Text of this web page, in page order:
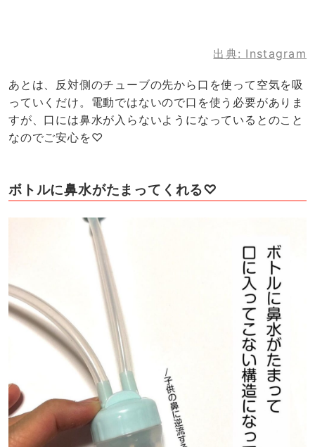
出典: Instagram
あとは、反対側のチューブの先から口を使って空気を吸
っていくだけ。電動ではないので口を使う必要がありま
すが、口には鼻水が入らないようになっているとのこと
なのでご安心を♡
ボトルに鼻水がたまってくれる♡